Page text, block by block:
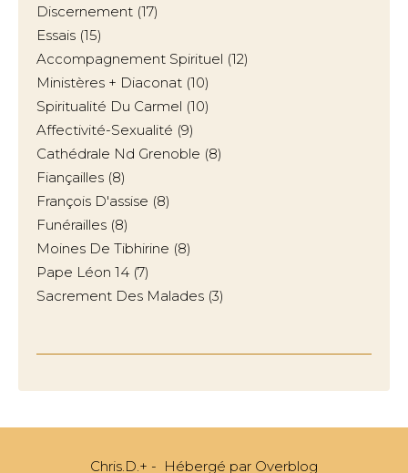
Discernement (17)
Essais (15)
Accompagnement Spirituel (12)
Ministères + Diaconat (10)
Spiritualité Du Carmel (10)
Affectivité-Sexualité (9)
Cathédrale Nd Grenoble (8)
Fiançailles (8)
François D'assise (8)
Funérailles (8)
Moines De Tibhirine (8)
Pape Léon 14 (7)
Sacrement Des Malades (3)
Chris.D.+ - Hébergé par Overblog